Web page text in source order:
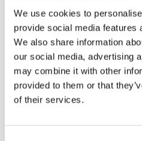
We use cookies to
provide social media features
We also share information
our social media, advertising
may combine it with other
provided to them or that
of their services.
Opbouwscreens op